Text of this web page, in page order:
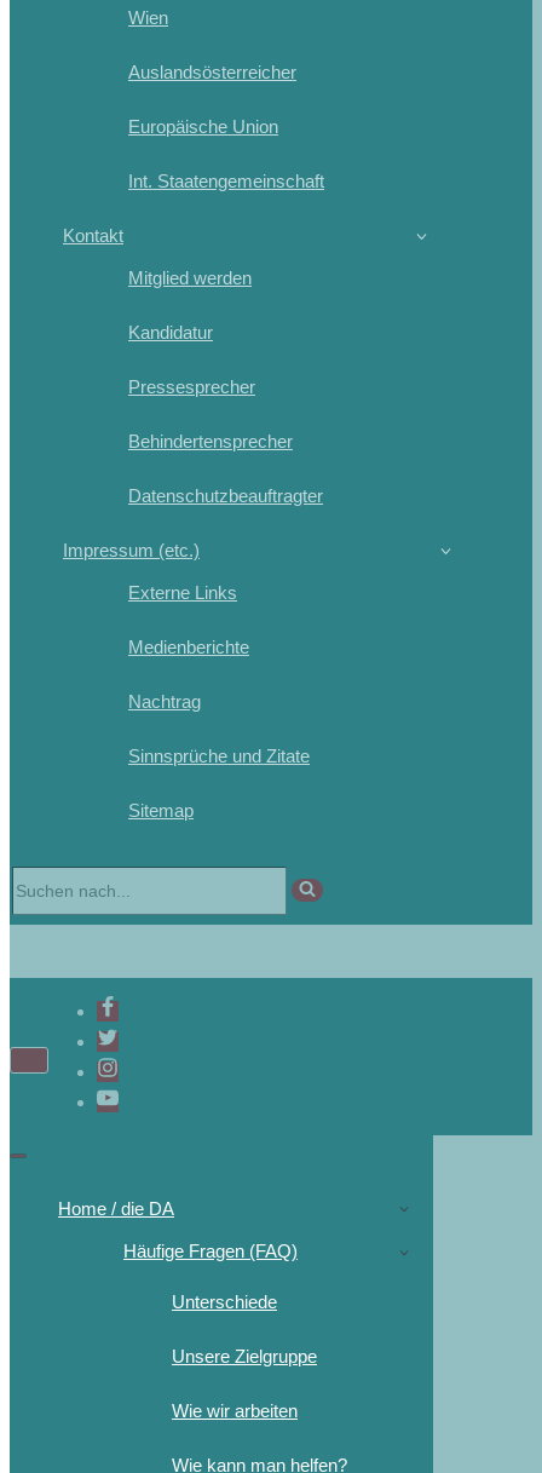
Wien
Auslandsösterreicher
Europäische Union
Int. Staatengemeinschaft
Kontakt
Mitglied werden
Kandidatur
Pressesprecher
Behindertensprecher
Datenschutzbeauftragter
Impressum (etc.)
Externe Links
Medienberichte
Nachtrag
Sinnsprüche und Zitate
Sitemap
Navigations-
Navigations-
Home / die DA
Häufige Fragen (FAQ)
Unterschiede
Unsere Zielgruppe
Wie wir arbeiten
Wie kann man helfen?